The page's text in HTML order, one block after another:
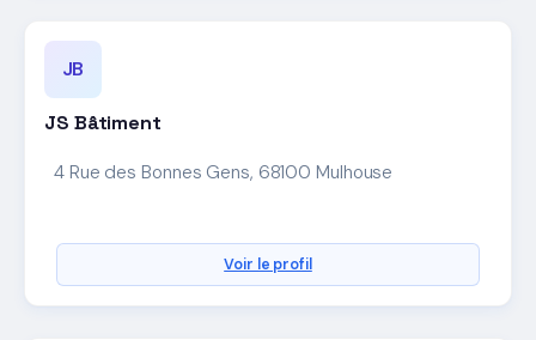
JB
JS Bâtiment
4 Rue des Bonnes Gens, 68100 Mulhouse
Voir le profil